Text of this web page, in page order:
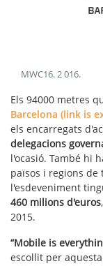
MWC16.2 016.
Els 94000 metres
Barcelona (link is
els encarregats
delegacions
l'ocasió. També hi
països i regions de
l'esdeveniment
460 milions d'euros
2015.
“Mobile is
escollit per